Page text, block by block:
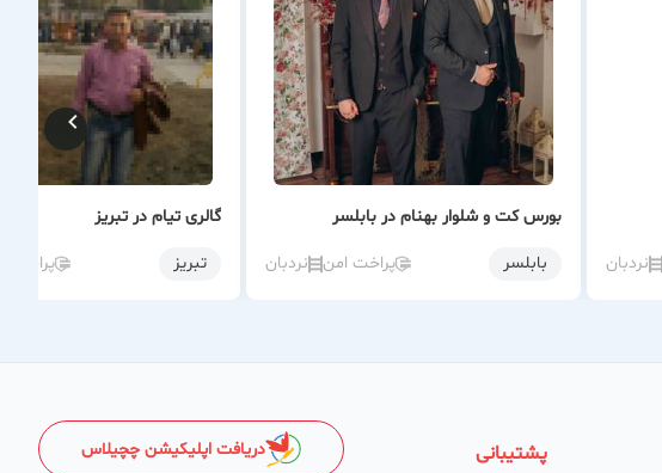
نردبان
بورس کت و شلوار بهنام در بابلسر
بابلسر پراخت امن نردبان
گالری تیام در تبریز
تبریز پراخت
پشتیبانی دریافت اپلیکیشن چچیلاس